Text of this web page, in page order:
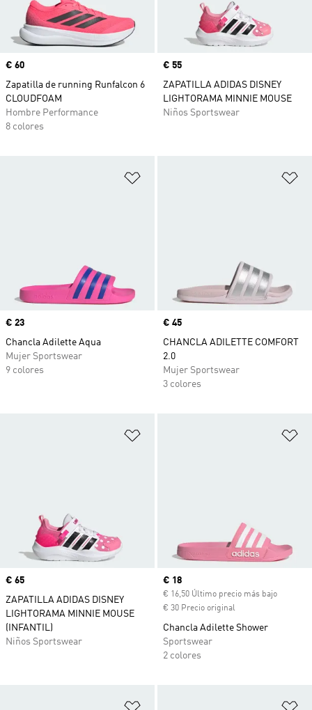
Precio
€ 60
Zapatilla de running Runfalcon 6
CLOUDFOAM
Hombre Performance
8 colores
Precio
€ 55
ZAPATILLA ADIDAS DISNEY
LIGHTORAMA MINNIE MOUSE
Niños Sportswear
Precio
€ 23
Chancla Adilette Aqua
Mujer Sportswear
9 colores
Precio
€ 45
CHANCLA ADILETTE COMFORT
2.0
Mujer Sportswear
3 colores
Precio
€ 65
ZAPATILLA ADIDAS DISNEY
LIGHTORAMA MINNIE MOUSE
(INFANTIL)
Niños Sportswear
Precio actual
€ 18
€ 16,50 Último precio más bajo
€ 30 Precio original
Chancla Adilette Shower
Sportswear
2 colores